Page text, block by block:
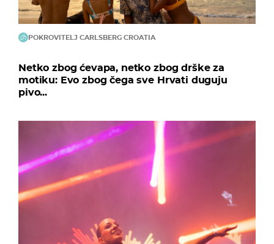
POKROVITELJ CARLSBERG CROATIA
Netko zbog ćevapa, netko zbog drške za
motiku: Evo zbog čega sve Hrvati duguju
pivo...